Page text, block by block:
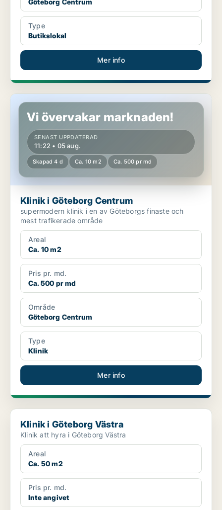
Göteborg Centrum
Type
Butikslokal
Mer info
Klinik i Göteborg Centrum
Vi övervakar marknaden!
SENAST UPPDATERAD
11:22 • 05 aug.
Skapad 4 d Ca. 10 m2 Ca. 500 pr md
Klinik i Göteborg Centrum
supermodern klinik i en av Göteborgs finaste och
mest trafikerade område
Areal
Ca. 10 m2
Pris pr. md.
Ca. 500 pr md
Område
Göteborg Centrum
Type
Klinik
Mer info
Klinik i Göteborg Västra
Klinik i Göteborg Västra
Klinik att hyra i Göteborg Västra
Areal
Ca. 50 m2
Pris pr. md.
Inte angivet